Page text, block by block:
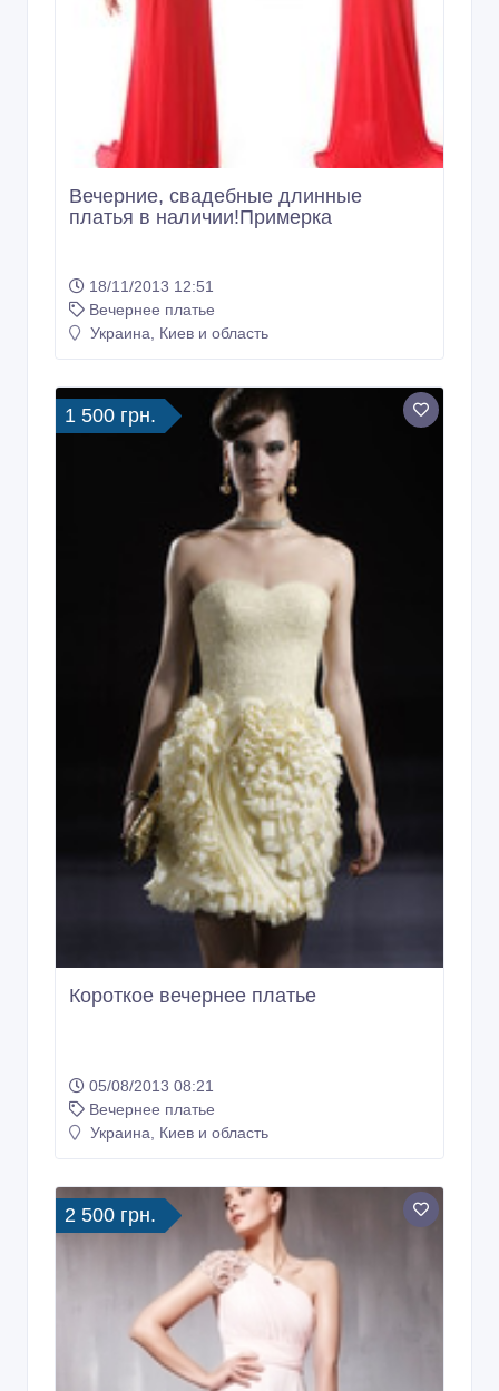
Вечерние, свадебные длинные
платья в наличии!Примерка
18/11/2013 12:51
Вечернее платье
Украина, Киев и область
1 500 грн.
Короткое вечернее платье
05/08/2013 08:21
Вечернее платье
Украина, Киев и область
2 500 грн.